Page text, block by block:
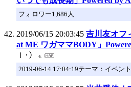
フォロワー1,686人
2019/06/15 20:03:45 吉川友オフ
at ME ワガママBODY」
ｌ･）
2019-06-14 17:04:19テーマ：イベント